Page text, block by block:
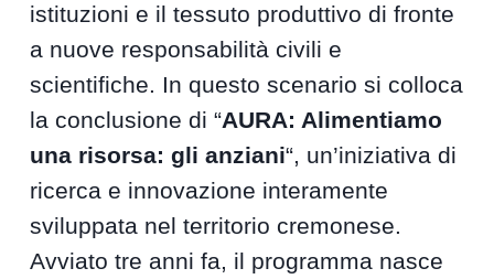
istituzioni e il tessuto produttivo di fronte
a nuove responsabilità civili e
scientifiche. In questo scenario si colloca
la conclusione di “AURA: Alimentiamo
una risorsa: gli anziani“, un’iniziativa di
ricerca e innovazione interamente
sviluppata nel territorio cremonese.
Avviato tre anni fa, il programma nasce